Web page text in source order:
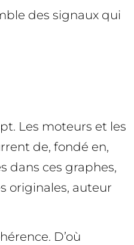
des signaux qui
Les moteurs et les
de, fondé en,
dans ces graphes,
originales, auteur
D’où